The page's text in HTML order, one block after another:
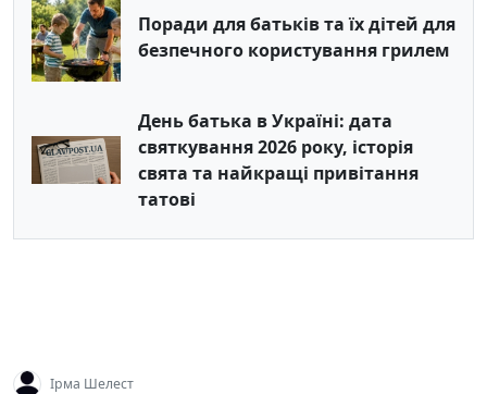
Поради для батьків та їх дітей для
безпечного користування грилем
День батька в Україні: дата
святкування 2026 року, історія
свята та найкращі привітання
татові
Ірма Шелест